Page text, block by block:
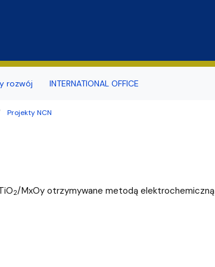
z BHP
Ochrony Środowiska
rozwój INTERNATIONAL OFFICE
Projekty NCN
2/MxOy otrzymywane metodą elektrochemiczną